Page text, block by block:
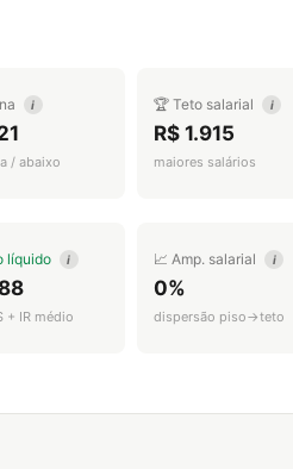
i
/ abaixo
🏆 Teto salarial i
R$ 1.915
maiores salários
líquido i
+ IR médio
📈 Amp. salarial i
0%
dispersão piso→teto